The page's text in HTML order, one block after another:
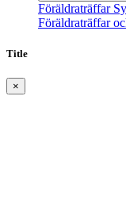
Föräldraträffar
Föräldraträffar
Title
×